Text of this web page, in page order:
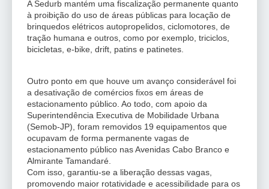
A Sedurb mantém uma fiscalização permanente quanto
à proibição do uso de áreas públicas para locação de
brinquedos elétricos autopropelidos, ciclomotores, de
tração humana e outros, como por exemplo, triciclos,
bicicletas, e-bike, drift, patins e patinetes.
Outro ponto em que houve um avanço considerável foi
a desativação de comércios fixos em áreas de
estacionamento público. Ao todo, com apoio da
Superintendência Executiva de Mobilidade Urbana
(Semob-JP), foram removidos 19 equipamentos que
ocupavam de forma permanente vagas de
estacionamento público nas Avenidas Cabo Branco e
Almirante Tamandaré.
Com isso, garantiu-se a liberação dessas vagas,
promovendo maior rotatividade e acessibilidade para os